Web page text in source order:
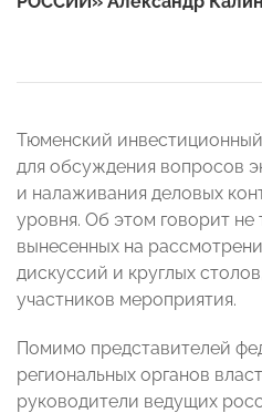
Тюменский
для обсуждения вопросов
и налаживания деловых
уровня. Об этом говорит не
вынесенных на
дискуссий и круглых
участников мероприятия.
Помимо представителей
региональных органов
руководители ведущих